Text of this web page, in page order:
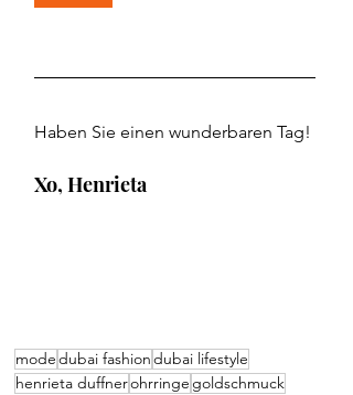
Haben Sie einen wunderbaren Tag!
Xo, Henrieta
modedubai fashiondubai lifestyle
henrieta duffnerohrringe goldschmuck